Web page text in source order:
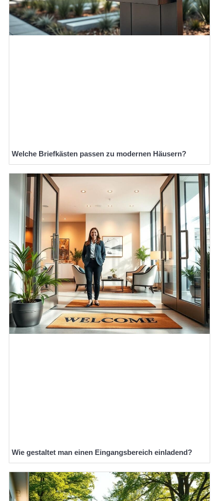
Welche Briefkästen passen zu modernen Häusern?
Wie gestaltet man einen Eingangsbereich einladend?